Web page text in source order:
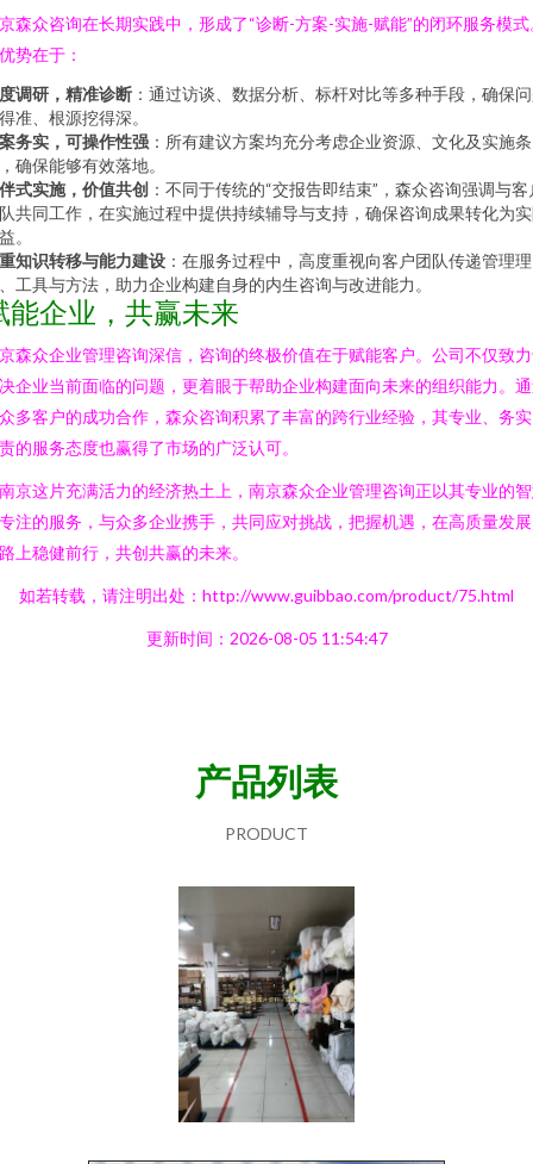
森众咨询在长期实践中，形成了“诊断-方案-实施-赋能”的闭环服务模式
势在于：
调研，精准诊断 ：通过访谈、数据分析、标杆对比等多种手段，确保
准、根源挖得深。
务实，可操作性强 ：所有建议方案均充分考虑企业资源、文化及实施条
确保能够有效落地。
式实施，价值共创 ：不同于传统的“交报告即结束”，森众咨询强调与客
共同工作，在实施过程中提供持续辅导与支持，确保咨询成果转化为
。
知识转移与能力建设 ：在服务过程中，高度重视向客户团队传递管理理
工具与方法，助力企业构建自身的内生咨询与改进能力。
能企业，共赢未来
森众企业管理咨询深信，咨询的终极价值在于赋能客户。公司不仅致
企业当前面临的问题，更着眼于帮助企业构建面向未来的组织能力。
多客户的成功合作，森众咨询积累了丰富的跨行业经验，其专业、务
的服务态度也赢得了市场的广泛认可。
京这片充满活力的经济热土上，南京森众企业管理咨询正以其专业的
注的服务，与众多企业携手，共同应对挑战，把握机遇，在高质量发
上稳健前行，共创共赢的未来。
如若转载，请注明出处：http://www.guibbao.com/product/75.html
更新时间：2026-08-05 11:54:47
产品列表
PRODUCT